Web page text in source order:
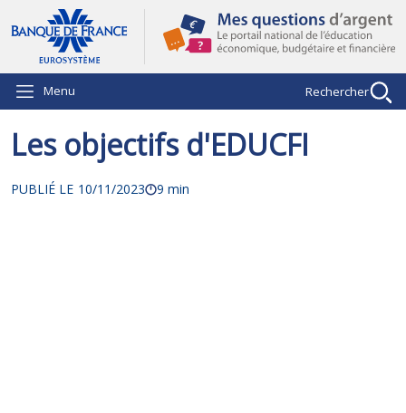
Aller au contenu principal
Menu Rechercher
Les objectifs d'EDUCFI
PUBLIÉ LE 10/11/2023 9 min